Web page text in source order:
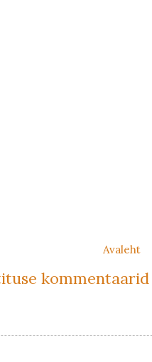
Avaleht